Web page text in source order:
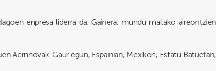
enpresa liderra da. Gainera, mundu mailako aireontzien
Aernnovak. Gaur egun, Espainian, Mexikon, Estatu Batuetan,